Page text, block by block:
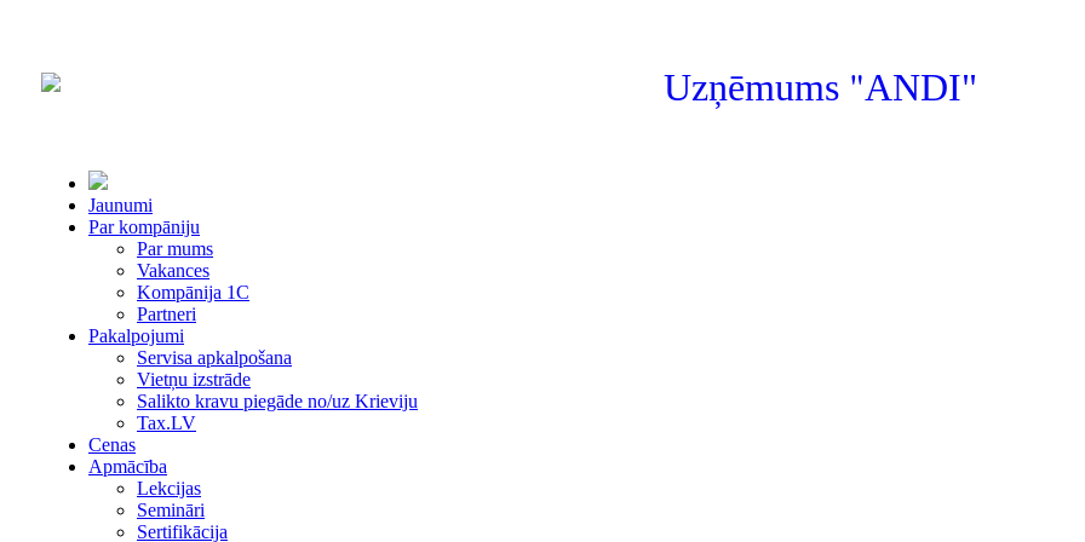
Uzņēmums"ANDI"
Jaunumi
Par kompāniju
Par mums
Vakances
Kompānija 1С
Partneri
Pakalpojumi
Servisa apkalpošana
Vietņu izstrāde
Salikto kravu piegāde no/uz Krieviju
Tax.LV
Cenas
Apmācība
Lekcijas
Semināri
Sertifikācija